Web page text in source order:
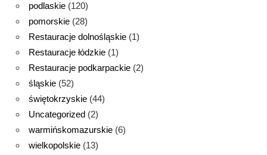
podlaskie (120)
pomorskie (28)
Restauracje dolnośląskie (1)
Restauracje łódzkie (1)
Restauracje podkarpackie (2)
śląskie (52)
świętokrzyskie (44)
Uncategorized (2)
warmińskomazurskie (6)
wielkopolskie (13)